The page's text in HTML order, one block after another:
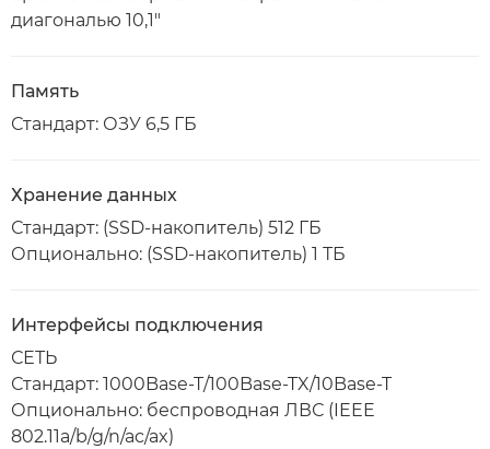
диагональю 10,1"
Память
Стандарт: ОЗУ 6,5 ГБ
Хранение данных
Стандарт: (SSD-накопитель) 512 ГБ
Опционально: (SSD-накопитель) 1 ТБ
Интерфейсы подключения
СЕТЬ
Стандарт: 1000Base-T/100Base-TX/10Base-T
Опционально: беспроводная ЛВС (IEEE
802.11a/b/g/n/ac/ax)